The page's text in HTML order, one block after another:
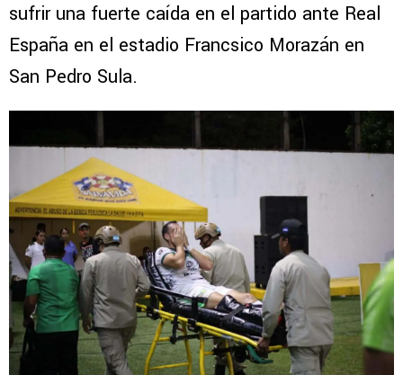
sufrir una fuerte caída en el partido ante Real
España en el estadio Francsico Morazán en
San Pedro Sula.